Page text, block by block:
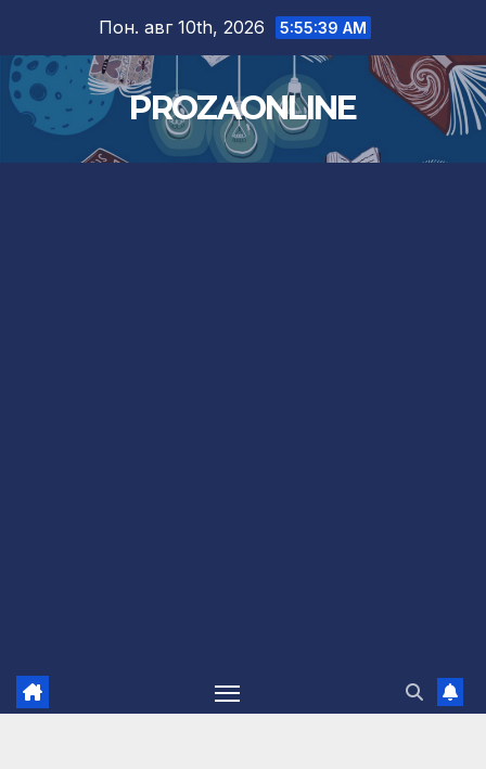
content
Пон. авг 10th, 2026 5:55:41 AM
PROZAONLINE